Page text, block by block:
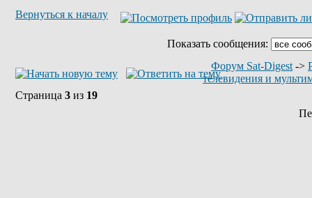
Вернуться к началу
Показать сообщения:
Форум Sat-Digest ->
телевидения и
Страница 3 из 19